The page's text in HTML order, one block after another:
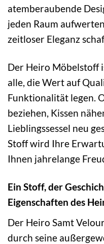
atemberaubende
jeden Raum
zeitloser Eleganz
Der Heiro Möbelstoff
alle, die Wert auf
Funktionalität legen.
beziehen, Kissen
Lieblingssessel neu
Stoff wird Ihre
Ihnen jahrelange
Ein Stoff, der
Eigenschaften des
Der Heiro Samt
durch seine